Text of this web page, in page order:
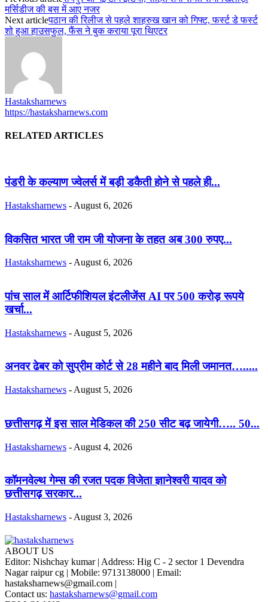
मर्सिडीज की बस में आए नजर
Next articleपठान की रिलीज से पहले शाहरुख खान को गिफ्ट, फर्स्ट डे फर्स्ट
शो हुआ हाउसफुल, फैंस ने बुक कराया पूरा थिएटर
Hastaksharnews
https://hastaksharnews.com
RELATED ARTICLES
पंडरी के कल्याण ज्वेलर्स में बड़ी डकैती होने से पहले ही...
Hastaksharnews - August 6, 2026
विकसित भारत जी राम जी योजना के तहत अब 300 रुपए...
Hastaksharnews - August 6, 2026
पांच साल में आर्टिफीशियल इंटलीजेंस AI पर 500 करोड़ रूपये
खर्चा...
Hastaksharnews - August 5, 2026
अनवर ढेबर को सुप्रीम कोर्ट से 28 महीने बाद मिली जमानत….....
Hastaksharnews - August 5, 2026
छत्तीसगढ़ में इस साल मेडिकल की 250 सीट बढ़ जायेगी….. 50...
Hastaksharnews - August 4, 2026
कॉमनवेल्थ गेम्स की रजत पदक विजेता ज्ञानेश्वरी यादव को
छत्तीसगढ़ सरकार...
Hastaksharnews - August 3, 2026
ABOUT US
Editor: Nishchay kumar | Address: Hig C - 2 sector 1 Devendra
Nagar raipur cg | Mobile: 9713138000 | Email:
hastaksharnews@gmail.com |
Contact us: hastaksharnews@gmail.com